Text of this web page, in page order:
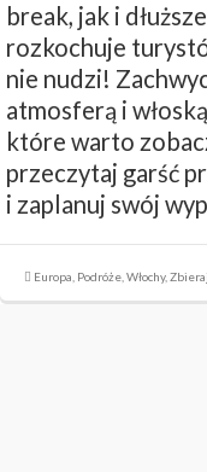
break, jak i
rozkochuje
nie nudzi!
atmosferą i
które warto
przeczytaj garść
i zaplanuj swój
Europa Podróże Włochy,